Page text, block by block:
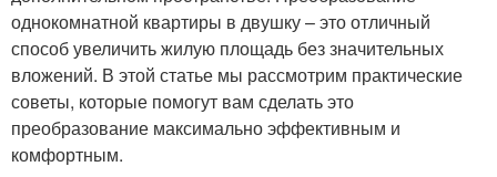
однокомнатной квартиры в двушку – это отличный
способ увеличить жилую площадь без значительных
вложений. В этой статье мы рассмотрим практические
советы, которые помогут вам сделать это
преобразование максимально эффективным и
комфортным.